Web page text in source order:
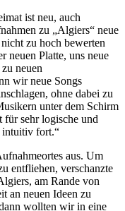
ist neu, auch
zu „Algiers“ neue
zu hoch bewerten
neuen Platte, uns neue
neuen
wir neue Songs
ohne dabei zu
unter dem Schirm
sehr logische und
intuitiv fort.“
aus. Um
entfliehen, verschanzte
am Rande von
an neuen Ideen zu
wollten wir in eine